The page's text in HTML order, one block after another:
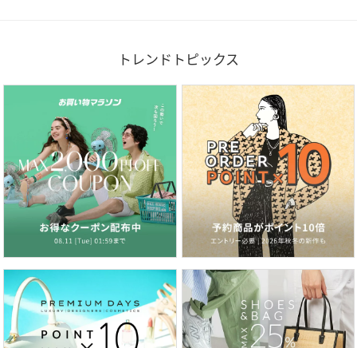
トレンドトピックス